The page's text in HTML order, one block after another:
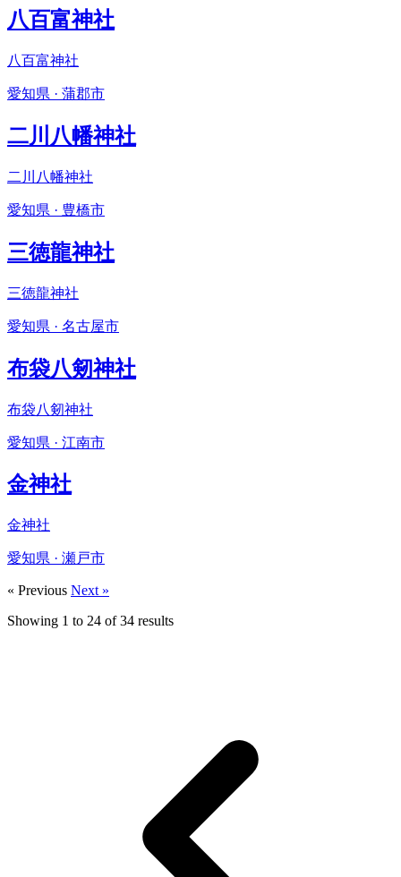
八百富神社
八百富神社
愛知県 · 蒲郡市
二川八幡神社
二川八幡神社
愛知県 · 豊橋市
三徳龍神社
三徳龍神社
愛知県 · 名古屋市
布袋八剱神社
布袋八剱神社
愛知県 · 江南市
金神社
金神社
愛知県 · 瀬戸市
« Previous Next »
Showing 1 to 24 of34 results